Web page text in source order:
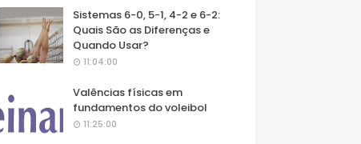
Sistemas 6-0, 5-1, 4-2 e 6-2:
Quais São as Diferenças e
Quando Usar?
11:04:00
Valências físicas em
fundamentos do voleibol
11:25:00